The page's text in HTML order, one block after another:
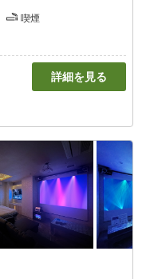
喫煙
詳細を見る